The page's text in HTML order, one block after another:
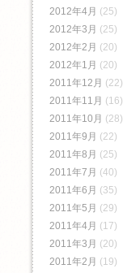
2012年4月 (25)
2012年3月 (25)
2012年2月 (20)
2012年1月 (20)
2011年12月 (22)
2011年11月 (16)
2011年10月 (28)
2011年9月 (22)
2011年8月 (25)
2011年7月 (40)
2011年6月 (35)
2011年5月 (29)
2011年4月 (17)
2011年3月 (20)
2011年2月 (19)